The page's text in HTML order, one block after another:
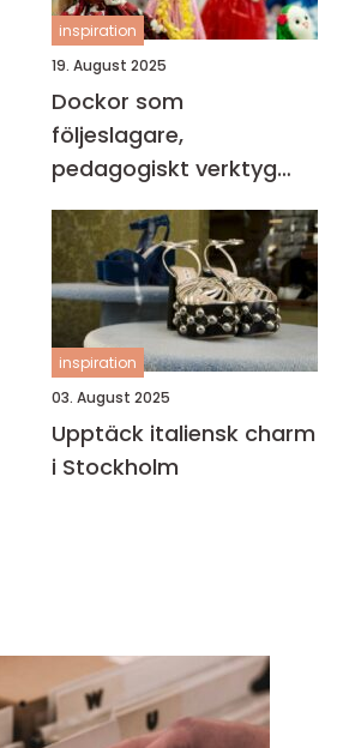
inspiration
19. August 2025
Dockor som
följeslagare,
pedagogiskt verktyg
och trygghet i vardagen
inspiration
03. August 2025
Upptäck italiensk charm
i Stockholm